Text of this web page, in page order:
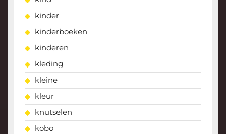
kinder
kinderboeken
kinderen
kleding
kleine
kleur
knutselen
kobo